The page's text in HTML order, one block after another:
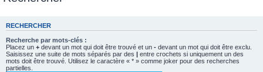
RECHERCHER
Recherche par mots-clés :
Placez un + devant un mot qui doit être trouvé et un - devant un mot qui doit être exclu.
Saisissez une suite de mots séparés par des | entre crochets si uniquement un des
mots doit être trouvé. Utilisez le caractère « * » comme joker pour des recherches
partielles.